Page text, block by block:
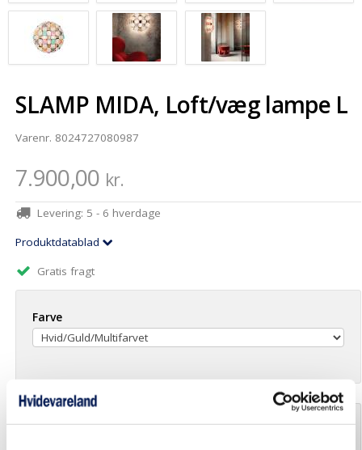
SLAMP MIDA, Loft/væg lampe L
Varenr. 8024727080987
7.900,00 kr.
Levering: 5 - 6 hverdage
Produktdatablad
Gratis fragt
Farve